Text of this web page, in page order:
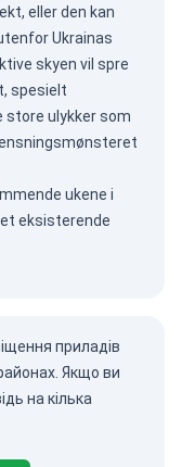
eller den kan
Ukrainas
skyen vil spre
spesielt
store ulykker som
ukene i
eksisterende
приладів
Якщо ви
на кілька